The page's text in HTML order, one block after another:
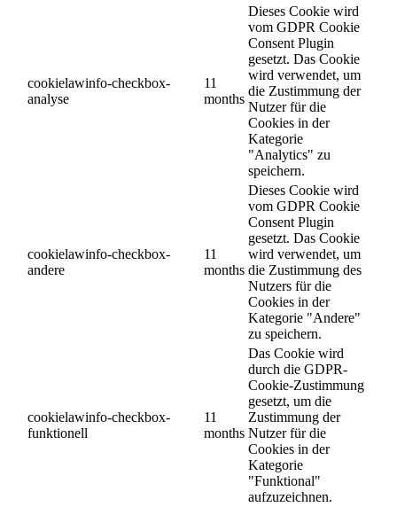
cookielawinfo-checkbox-
analyse
11
months
Dieses Cookie wird
vom GDPR Cookie
Consent Plugin
gesetzt. Das Cookie
wird verwendet, um
die Zustimmung der
Nutzer für die
Cookies in der
Kategorie
"Analytics" zu
speichern.
cookielawinfo-checkbox-
andere
11
months
Dieses Cookie wird
vom GDPR Cookie
Consent Plugin
gesetzt. Das Cookie
wird verwendet, um
die Zustimmung des
Nutzers für die
Cookies in der
Kategorie "Andere"
zu speichern.
cookielawinfo-checkbox-
funktionell
11
months
Das Cookie wird
durch die GDPR-
Cookie-Zustimmung
gesetzt, um die
Zustimmung der
Nutzer für die
Cookies in der
Kategorie
"Funktional"
aufzuzeichnen.